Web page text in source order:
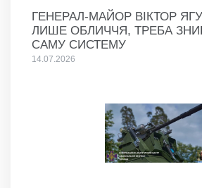
ГЕНЕРАЛ-МАЙОР ВІКТОР
ЛИШЕ ОБЛИЧЧЯ, ТРЕБА
САМУ СИСТЕМУ
14.07.2026